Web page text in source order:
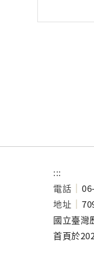
:::
電話
地址
國立臺
首頁於